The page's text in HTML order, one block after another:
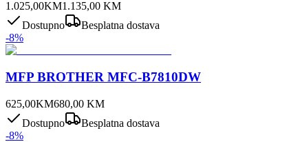
1.025,00KM1.135,00 KM
Dostupno
Besplatna dostava
-8%
MFP BROTHER MFC-B7810DW
625,00KM680,00 KM
Dostupno
Besplatna dostava
-8%